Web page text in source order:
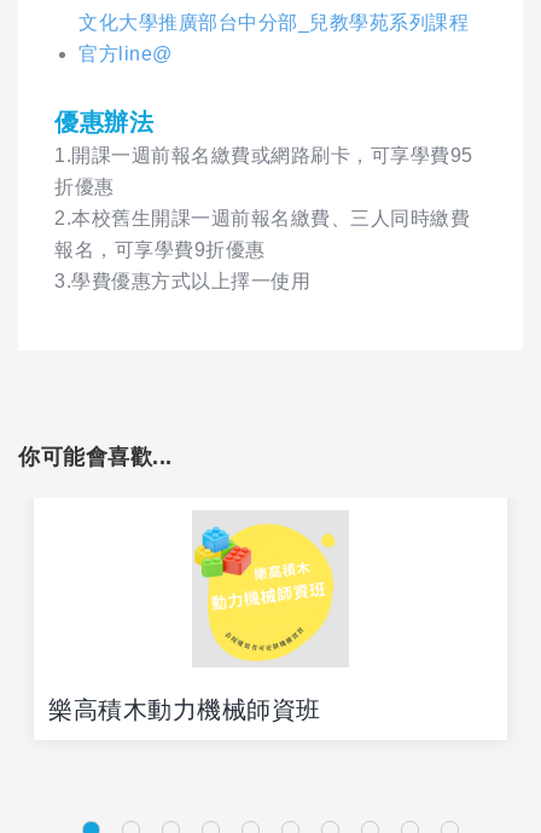
文化大學推廣部台中分部_兒教學苑系列課程
官方line@
優惠辦法
1.開課一週前報名繳費或網路刷卡，可享學費95
折優惠
2.本校舊生開課一週前報名繳費、三人同時繳費
報名，可享學費9折優惠
3.學費優惠方式以上擇一使用
你可能會喜歡...
樂高積木動力機械師資班